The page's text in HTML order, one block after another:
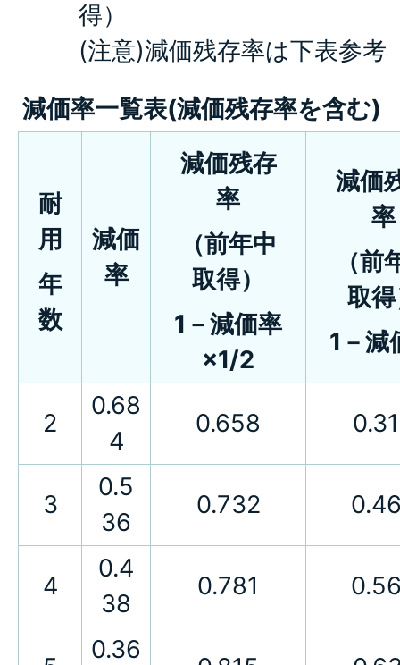
得）
(注意)減価残存率は下表参考
減価率一覧表(減価残存率を含む)
耐
用
年
数
減価
率
減価残存
率
（前年中
取得）
1－減価率
×1/2
減価
率
（前
取
1－減
2
0.68
4
0.658
3
0.5
36
0.732
4
0.4
38
0.781
0.36